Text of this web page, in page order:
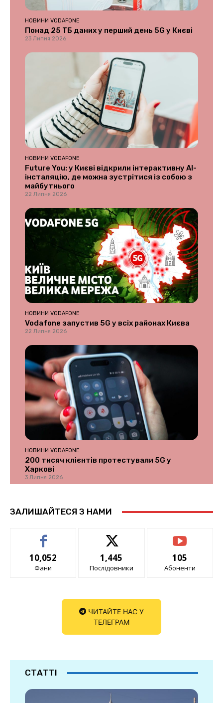
НОВИНИ VODAFONE
Понад 25 ТБ даних у перший день 5G у Києві
23 Липня 2026
НОВИНИ VODAFONE
Future You: у Києві відкрили інтерактивну AI-
інсталяцію, де можна зустрітися із собою з
майбутнього
22 Липня 2026
НОВИНИ VODAFONE
Vodafone запустив 5G у всіх районах Києва
22 Липня 2026
НОВИНИ VODAFONE
200 тисяч клієнтів протестували 5G у
Харкові
3 Липня 2026
ЗАЛИШАЙТЕСЯ З НАМИ
10,052
Фани
1,445
Послідовники
105
Абоненти
ЧИТАЙТЕ НАС У
ТЕЛЕГРАМ
СТАТТІ